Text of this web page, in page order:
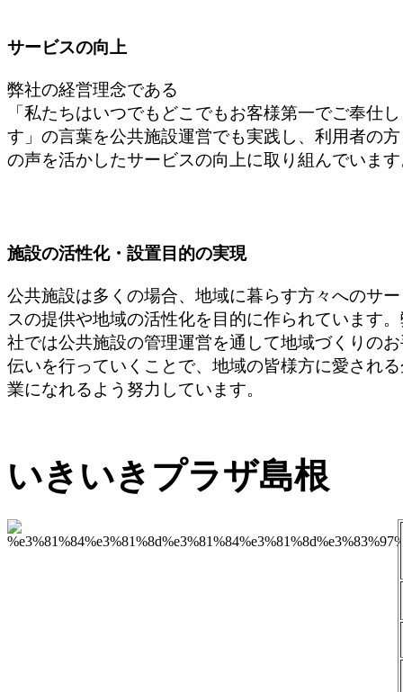
サービスの向上
弊社の経営理念である
「私たちはいつでもどこでもお客様第一でご奉仕
す」の言葉を公共施設運営でも実践し、利用者の
の声を活かしたサービスの向上に取り組んでいま
施設の活性化・設置目的の実現
公共施設は多くの場合、地域に暮らす方々へのサ
スの提供や地域の活性化を目的に作られています
社では公共施設の管理運営を通して地域づくりの
伝いを行っていくことで、地域の皆様方に愛され
業になれるよう努力しています。
いきいきプラザ島根